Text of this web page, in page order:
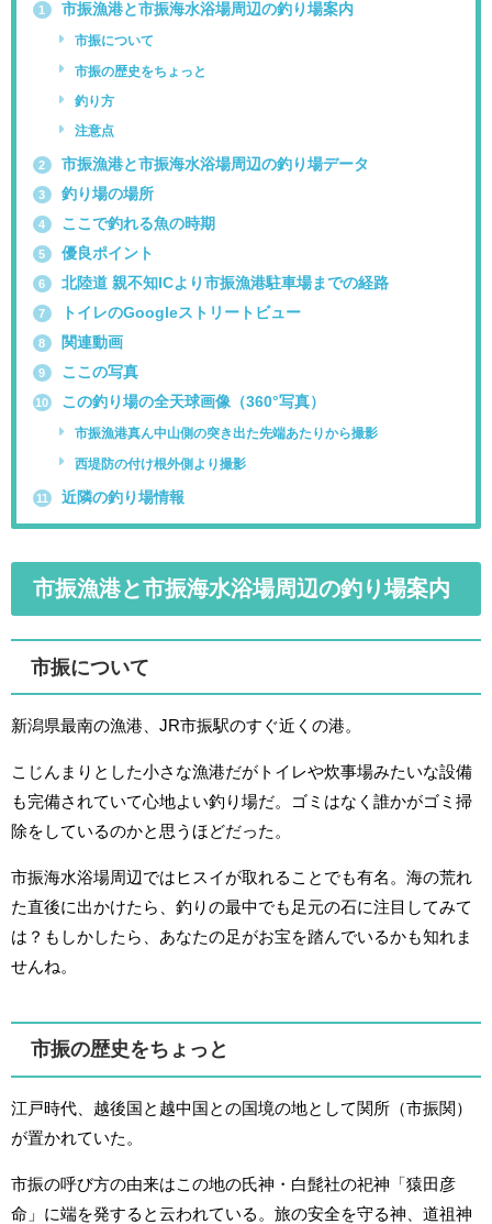
1 市振漁港と市振海水浴場周辺の釣り場案内
市振について
市振の歴史をちょっと
釣り方
注意点
2 市振漁港と市振海水浴場周辺の釣り場データ
3 釣り場の場所
4 ここで釣れる魚の時期
5 優良ポイント
6 北陸道 親不知ICより市振漁港駐車場までの経路
7 トイレのGoogleストリートビュー
8 関連動画
9 ここの写真
10 この釣り場の全天球画像（360°写真）
市振漁港真ん中山側の突き出た先端あたりから撮影
西堤防の付け根外側より撮影
11 近隣の釣り場情報
市振漁港と市振海水浴場周辺の釣り場案内
市振について
新潟県最南の漁港、JR市振駅のすぐ近くの港。
こじんまりとした小さな漁港だがトイレや炊事場みたいな設備
も完備されていて心地よい釣り場だ。ゴミはなく誰かがゴミ掃
除をしているのかと思うほどだった。
市振海水浴場周辺ではヒスイが取れることでも有名。海の荒れ
た直後に出かけたら、釣りの最中でも足元の石に注目してみて
は？もしかしたら、あなたの足がお宝を踏んでいるかも知れま
せんね。
市振の歴史をちょっと
江戸時代、越後国と越中国との国境の地として関所（市振関）
が置かれていた。
市振の呼び方の由来はこの地の氏神・白髭社の祀神「猿田彦
命」に端を発すると云われている。旅の安全を守る神、道祖神